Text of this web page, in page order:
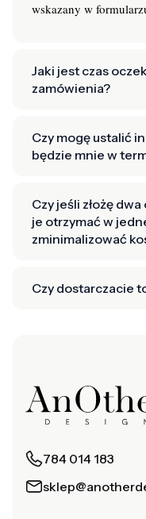
wskazany w
Jaki jest czas
zamówienia?
Czy mogę ustalić
będzie mnie w
Czy jeśli złożę
je otrzymać w
zminimalizować
Czy dostarczacie
784 014 183